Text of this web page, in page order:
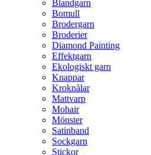
Blandgarn
Bomull
Brodergarn
Broderier
Diamond Painting
Effektgarn
Ekologiskt garn
Knappar
Kroknålar
Mattvarp
Mohair
Mönster
Satinband
Sockgarn
Stickor